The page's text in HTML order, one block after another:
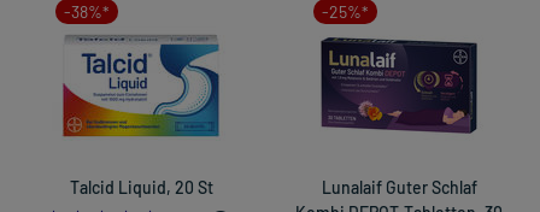
-38%*
Talcid Liquid, 20 St
-25%*
Lunalaif Guter Schlaf